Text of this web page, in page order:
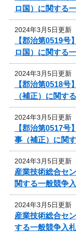
ロ国）に関する
2024年3月5日更新
【郡治第0519
ロ国）に関する
2024年3月5日更新
【郡治第0518
（補正）に関す
2024年3月5日更新
【郡治第0517
事（補正）に関
2024年3月5日更新
産業技術総合セ
関する一般競争
2024年3月5日更新
産業技術総合セ
する一般競争入